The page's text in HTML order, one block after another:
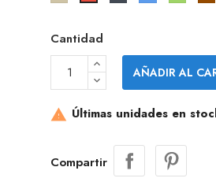
Cantidad
AÑADIR AL
 Últimas unidades en
Compartir